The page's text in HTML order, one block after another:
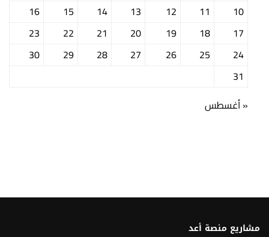
10
11
12
13
14
15
16
17
18
19
20
21
22
23
24
25
26
27
28
29
30
31
« أغسطس
مشاريع منصة أعد